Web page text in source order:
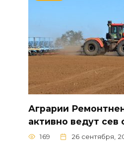
Аграрии
активно ведут сев
169 26 сентября,